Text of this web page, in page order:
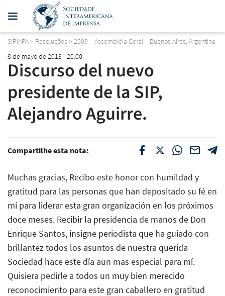
SIPIAPA> Resoluções > 2009 – Assembléia Geral – Buenos Aires, Argentina
8 de mayo de 2013 - 20:00
Discurso del nuevo
presidente de la SIP,
Alejandro Aguirre.
Compartilhe esta nota:
Muchas gracias, Recibo este honor con humildad y
gratitud para las personas que han depositado su fé en
mí para liderar esta gran organización en los próximos
doce meses. Recibir la presidencia de manos de Don
Enrique Santos, insigne periodista que ha guiado con
brillantez todos los asuntos de nuestra querida
Sociedad hace este día aun mas especial para mí.
Quisiera pedirle a todos un muy bien merecido
reconocimiento para este gran caballero en gratitud